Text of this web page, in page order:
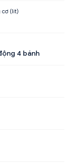
cơ (lít)
4 bánh